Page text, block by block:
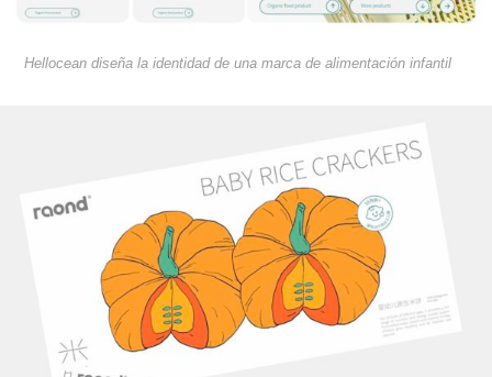
Hellocean diseña la identidad de una marca de alimentación infantil